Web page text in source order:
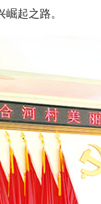
起之路。